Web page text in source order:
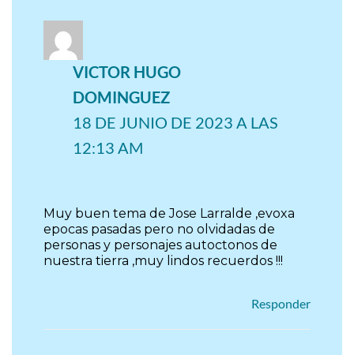
VICTOR HUGO
DOMINGUEZ
18 DE JUNIO DE 2023 A LAS
12:13 AM
Muy buen tema de Jose Larralde ,evoxa
epocas pasadas pero no olvidadas de
personas y personajes autoctonos de
nuestra tierra ,muy lindos recuerdos !!!
Responder